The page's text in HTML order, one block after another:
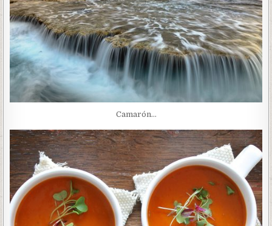
Camarón…